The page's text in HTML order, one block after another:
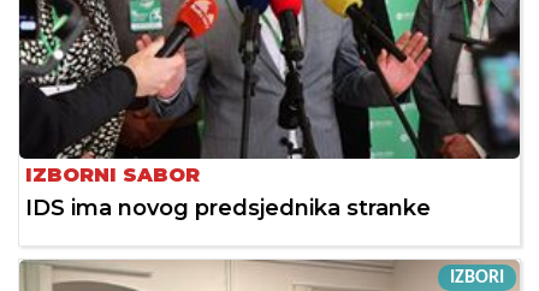
IZBORNI SABOR
IDS ima novog predsjednika stranke
IZBORI